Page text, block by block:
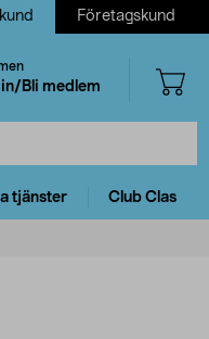
Företagskund
in/Bli medlem
tjänster Club Clas